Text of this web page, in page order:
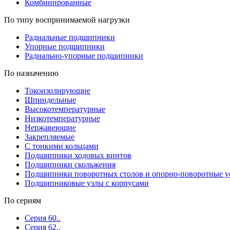
Комбинированные
По типу воспринимаемой нагрузки
Радиальные подшипники
Упорные подшипники
Радиально-упорные подшипники
По назначению
Токоизолирующие
Шпиндельные
Высокотемпературные
Низкотемпературные
Нержавеющие
Закрепляемые
С тонкими кольцами
Подшипники ходовых винтов
Подшипники скольжения
Подшипники поворотных столов и опорно-поворотные
Подшипниковые узлы с корпусами
По сериям
Серия 60..
Серия 62..